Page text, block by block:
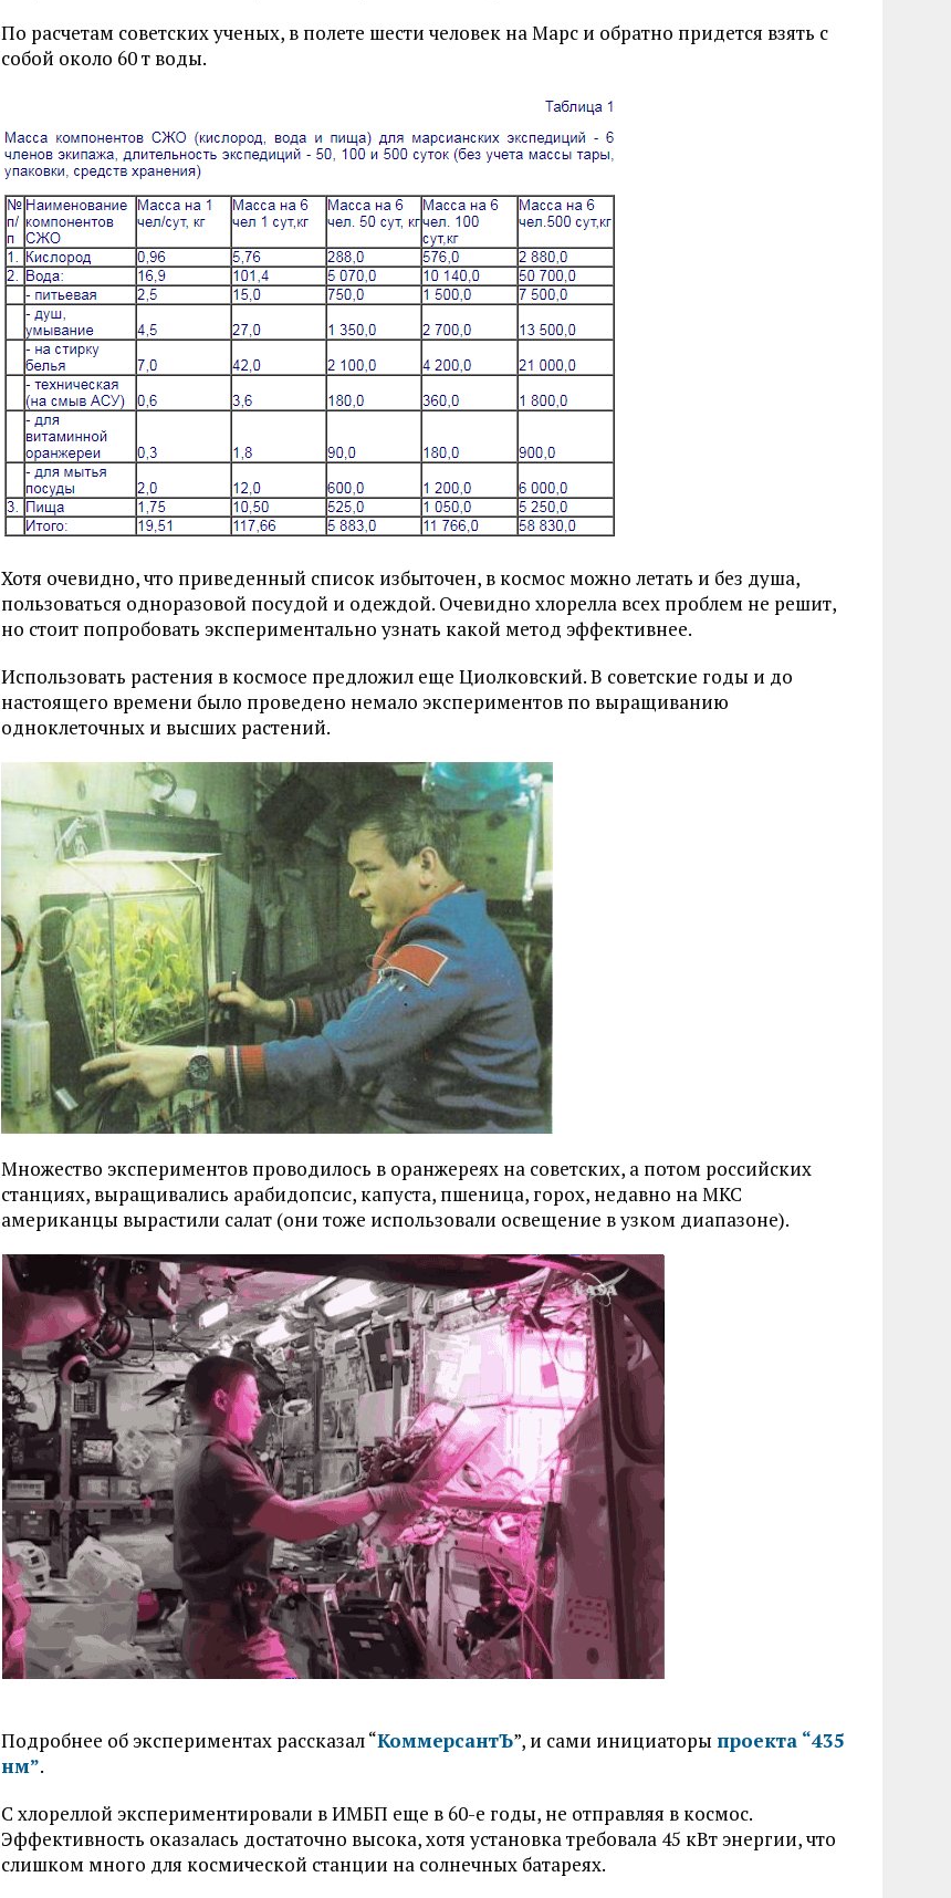
По расчетам советских ученых, в полете шести человек на Марс и обратно придется взять с
собой около 60 т воды.
Хотя очевидно, что приведенный список избыточен, в космос можно летать и без душа,
пользоваться одноразовой посудой и одеждой. Очевидно хлорелла всех проблем не решит,
но стоит попробовать экспериментально узнать какой метод эффективнее.
Использовать растения в космосе предложил еще Циолковский. В советские годы и до
настоящего времени было проведено немало экспериментов по выращиванию
одноклеточных и высших растений.
Множество экспериментов проводилось в оранжереях на советских, а потом российских
станциях, выращивались арабидопсис, капуста, пшеница, горох, недавно на МКС
американцы вырастили салат (они тоже использовали освещение в узком диапазоне).
Подробнее об экспериментах рассказал “КоммерсантЪ”, и сами инициаторы проекта “435
нм”.
С хлореллой экспериментировали в ИМБП еще в 60-е годы, не отправляя в космос.
Эффективность оказалась достаточно высока, хотя установка требовала 45 кВт энергии, что
слишком много для космической станции на солнечных батареях.